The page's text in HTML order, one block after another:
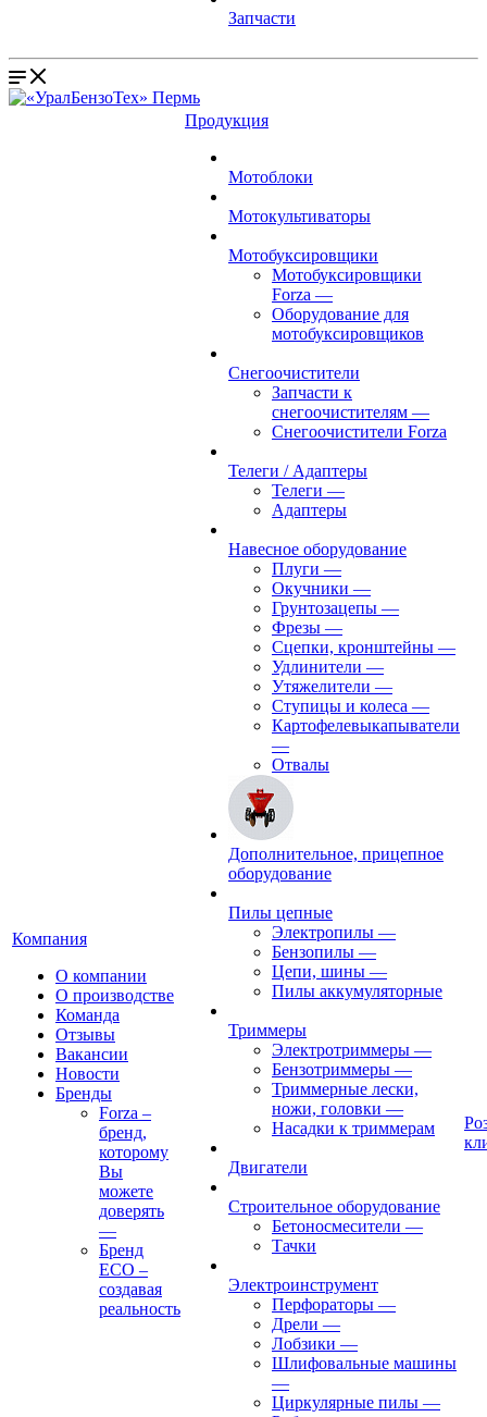
Запчасти
Компания
О компании
О производстве
Команда
Отзывы
Вакансии
Новости
Бренды
Forza –
бренд,
которому
Вы
можете
доверять
—
Бренд
ECO –
создавая
реальность
Продукция
Мотоблоки
Мотокультиваторы
Мотобуксировщики
Мотобуксировщики
Forza —
Оборудование для
мотобуксировщиков
Снегоочистители
Запчасти к
снегоочистителям —
Снегоочистители Forza
Телеги / Адаптеры
Телеги —
Адаптеры
Навесное оборудование
Плуги —
Окучники —
Грунтозацепы —
Фрезы —
Сцепки, кронштейны —
Удлинители —
Утяжелители —
Ступицы и колеса —
Картофелевыкапыватели
—
Отвалы
Дополнительное, прицепное
оборудование
Пилы цепные
Электропилы —
Бензопилы —
Цепи, шины —
Пилы аккумуляторные
Триммеры
Электротриммеры —
Бензотриммеры —
Триммерные лески,
ножи, головки —
Насадки к триммерам
Двигатели
Строительное оборудование
Бетоносмесители —
Тачки
Электроинструмент
Перфораторы —
Дрели —
Лобзики —
Шлифовальные машины
—
Циркулярные пилы —